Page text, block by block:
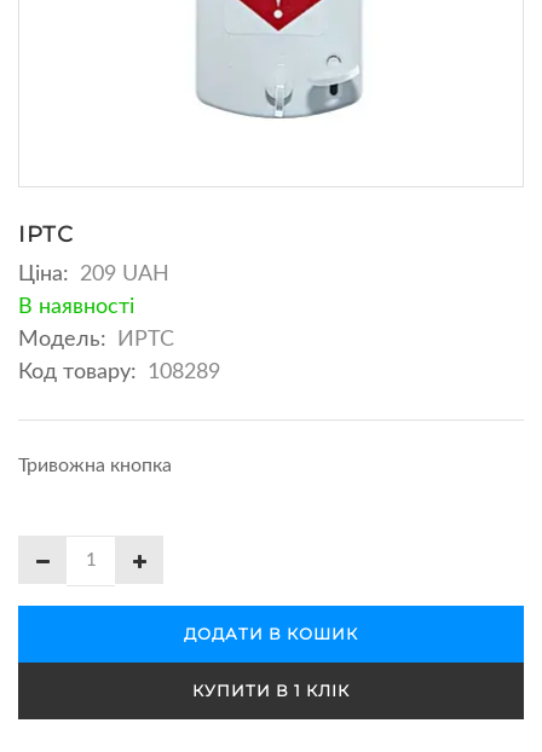
ІРТС
Ціна:
209 UAH
В наявності
Модель:
ИРТС
Код товару:
108289
Тривожна кнопка
ДОДАТИ В КОШИК
КУПИТИ В 1 КЛІК